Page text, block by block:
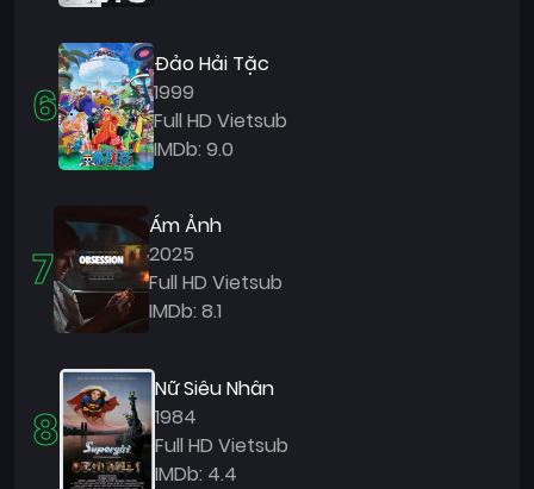
6
Đảo Hải Tặc
1999
Full HD Vietsub
IMDb: 9.0
7
Ám Ảnh
2025
Full HD Vietsub
IMDb: 8.1
8
Nữ Siêu Nhân
1984
Full HD Vietsub
IMDb: 4.4